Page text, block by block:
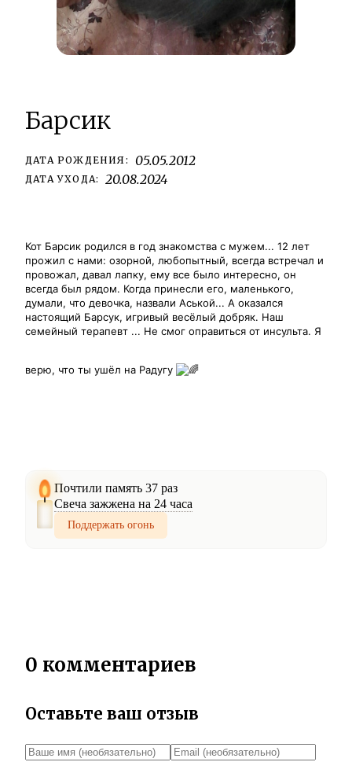
Барсик
ДАТА РОЖДЕНИЯ: 05.05.2012
ДАТА УХОДА: 20.08.2024
Кот Барсик родился в год знакомства с мужем... 12 лет
прожил с нами: озорной, любопытный, всегда встречал и
провожал, давал лапку, ему все было интересно, он
всегда был рядом. Когда принесли его, маленького,
думали, что девочка, назвали Аськой... А оказался
настоящий Барсук, игривый весёлый добряк. Наш
семейный терапевт ... Не смог оправиться от инсульта. Я
верю, что ты ушёл на Радугу
Почтили память 37 раз
Свеча зажжена на 24 часа
Поддержать огонь
0 комментариев
Оставьте ваш отзыв